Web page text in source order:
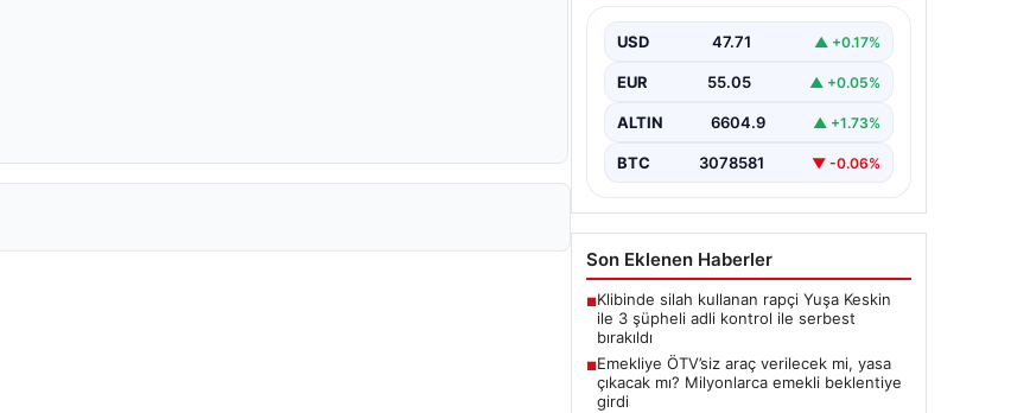
beklentiye girdi
USD 47.71 ▲ +0.17%
EUR 55.05 ▲ +0.05%
ALTIN 6604.9 ▲ +1.73%
BTC 3078581 ▼ -0.06%
Son Eklenen Haberler
■Klibinde silah kullanan rapçi Yuşa Keskin
ile 3 şüpheli adli kontrol ile serbest
bırakıldı
■Emekliye ÖTV’siz araç verilecek mi, yasa
çıkacak mı? Milyonlarca emekli beklentiye
girdi